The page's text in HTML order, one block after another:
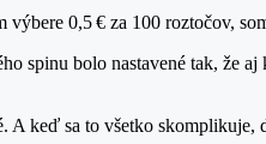
0,5 € za 100 roztočov,
spinu bolo nastavené tak, že
keď sa to všetko